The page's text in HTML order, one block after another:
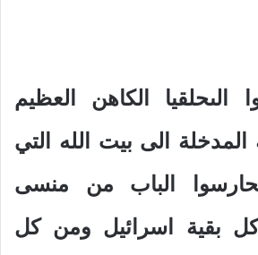
الىحلقيا الكاهن العظيم
الى بيت الله التي
الباب من منسى
بقية اسرائيل ومن كل